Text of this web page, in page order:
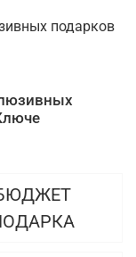
подарков